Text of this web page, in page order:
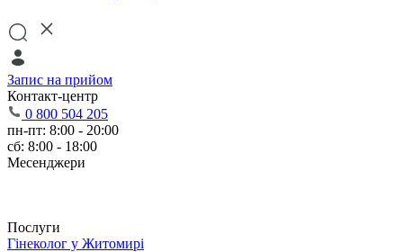
Запис на прийом
Контакт-центр
0 800 504 205
пн-пт: 8:00 - 20:00
сб: 8:00 - 18:00
Месенджери
Послуги
Гінеколог у Житомирі